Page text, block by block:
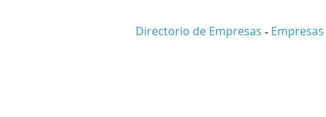
Directorio de Empresas - Empresas